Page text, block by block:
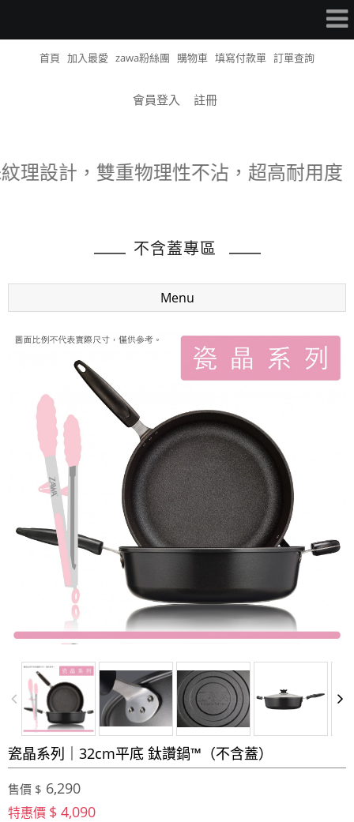
首頁 加入最愛 zawa粉絲團 購物車 填寫付款單 訂單查詢
會員登入 註冊
計，雙重物理性不沾，超高耐用度
不含蓋專區
Menu
瓷晶系列｜32cm平底 鈦讚鍋™（不含蓋）
售價 $ 6,290
特惠價 $ 4,090